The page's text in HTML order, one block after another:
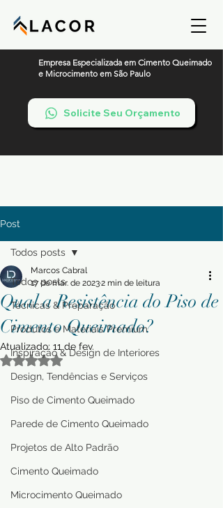
Empresa Especializada em Cimento Queimado
e Microcimento em São Paulo
Solicite Seu Orçamento
Post
Todos posts
Técnicas & Preparação
Produtos e Materiais Premium
Inspiração & Design de Interiores
Design, Tendências e Serviços
Piso de Cimento Queimado
Parede de Cimento Queimado
Projetos de Alto Padrão
Cimento Queimado
Microcimento Queimado
Todos posts
Qual a Resistência do Piso de
Cimento Queimado?
Marcos Cabral
17 de mar. de 20232 min de leitura
Atualizado: 11 de fev.
Avaliado com NaN de 5 estrelas.